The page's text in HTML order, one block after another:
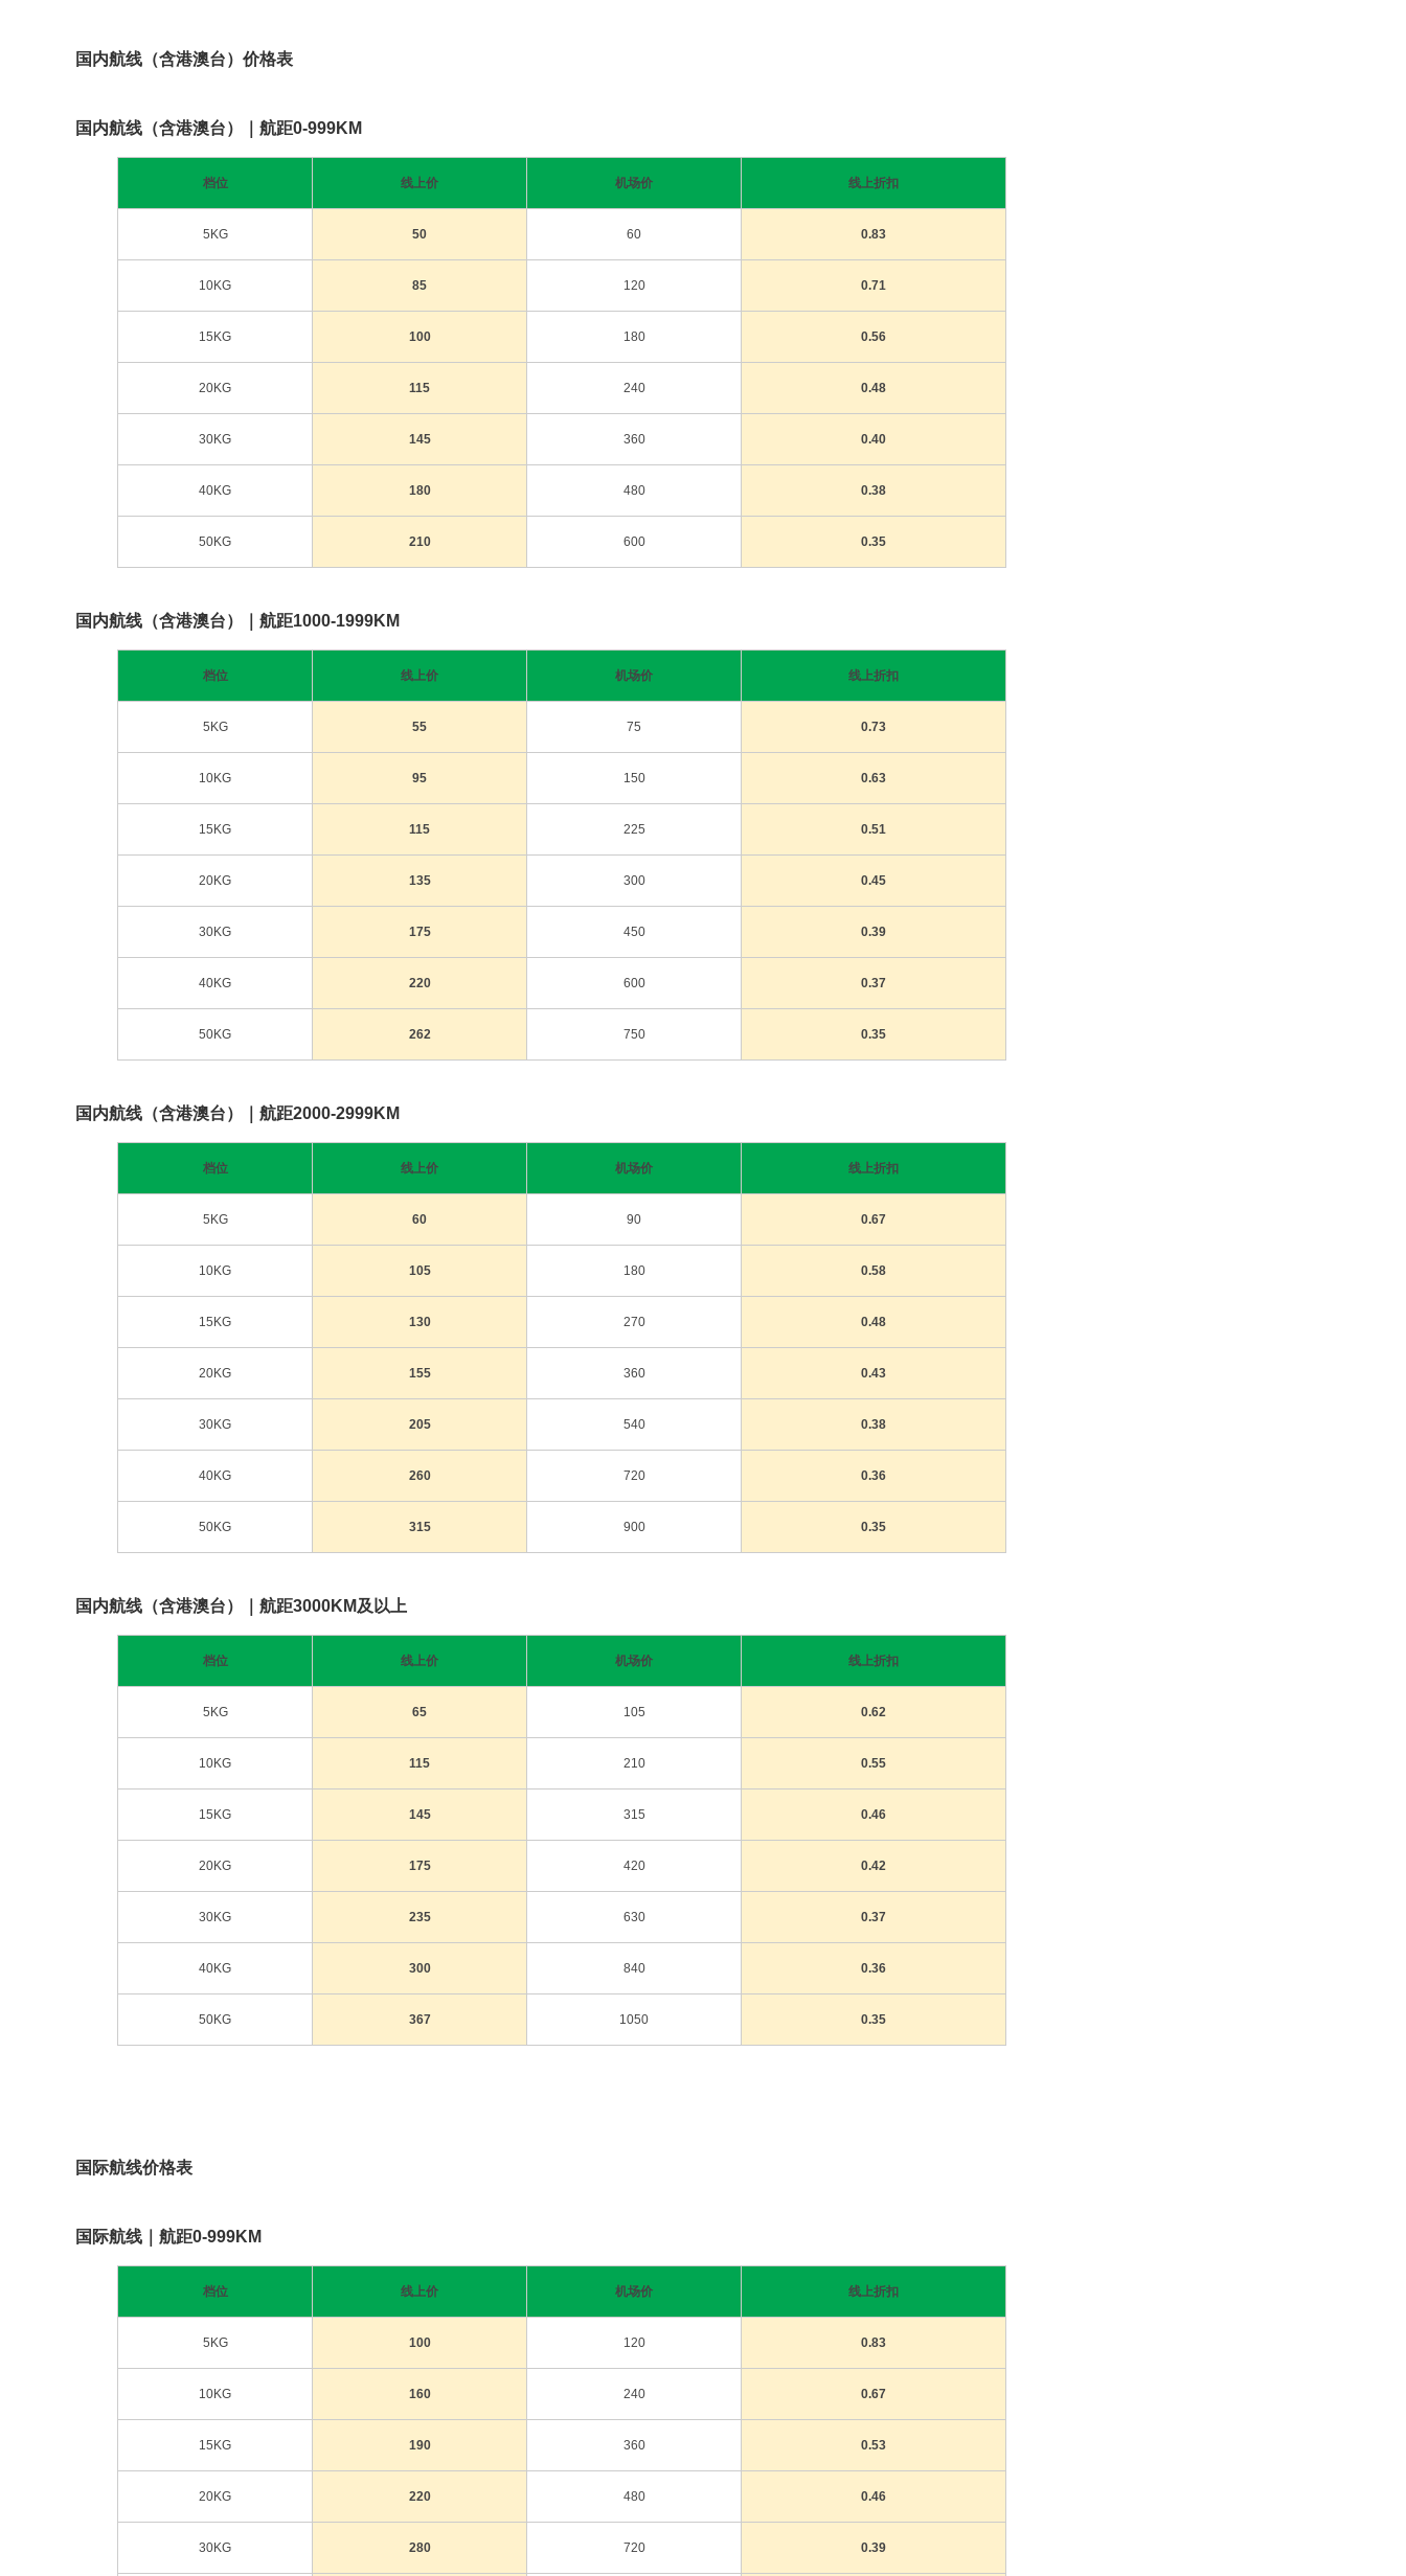
国内航线（含港澳台）价格表
国内航线（含港澳台）｜航距0-999KM
档位 线上价 机场价 线上折扣
5KG 50 60 0.83
10KG 85 120 0.71
15KG 100 180 0.56
20KG 115 240 0.48
30KG 145 360 0.40
40KG 180 480 0.38
50KG 210 600 0.35
国内航线（含港澳台）｜航距1000-1999KM
档位 线上价 机场价 线上折扣
5KG 55 75 0.73
10KG 95 150 0.63
15KG 115 225 0.51
20KG 135 300 0.45
30KG 175 450 0.39
40KG 220 600 0.37
50KG 262 750 0.35
国内航线（含港澳台）｜航距2000-2999KM
档位 线上价 机场价 线上折扣
5KG 60 90 0.67
10KG 105 180 0.58
15KG 130 270 0.48
20KG 155 360 0.43
30KG 205 540 0.38
40KG 260 720 0.36
50KG 315 900 0.35
国内航线（含港澳台）｜航距3000KM及以上
档位 线上价 机场价 线上折扣
5KG 65 105 0.62
10KG 115 210 0.55
15KG 145 315 0.46
20KG 175 420 0.42
30KG 235 630 0.37
40KG 300 840 0.36
50KG 367 1050 0.35
国际航线价格表
国际航线｜航距0-999KM
档位 线上价 机场价 线上折扣
5KG 100 120 0.83
10KG 160 240 0.67
15KG 190 360 0.53
20KG 220 480 0.46
30KG 280 720 0.39